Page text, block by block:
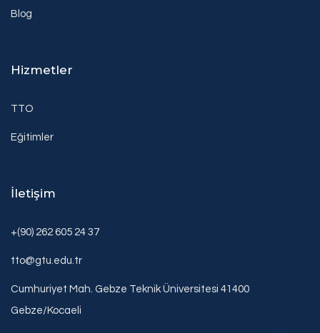
Blog
Hizmetler
TTO
Eğitimler
İletişim
+(90) 262 605 24 37
tto@gtu.edu.tr
Cumhuriyet Mah. Gebze Teknik Üniversitesi 41400
Gebze/Kocaeli